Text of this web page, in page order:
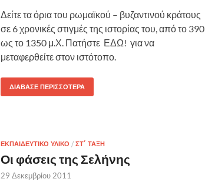
Δείτε τα όρια του ρωμαϊκού – βυζαντινού κράτους
σε 6 χρονικές στιγμές της ιστορίας του, από το 390
ως το 1350 μ.Χ. Πατήστε ΕΔΩ! για να
μεταφερθείτε στον ιστότοπο.
ΔΙΆΒΑΣΕ ΠΕΡΙΣΣΌΤΕΡΑ
ΕΚΠΑΙΔΕΥΤΙΚΌ ΥΛΙΚΌ / ΣΤ΄ ΤΆΞΗ
Οι φάσεις της Σελήνης
29 Δεκεμβρίου 2011